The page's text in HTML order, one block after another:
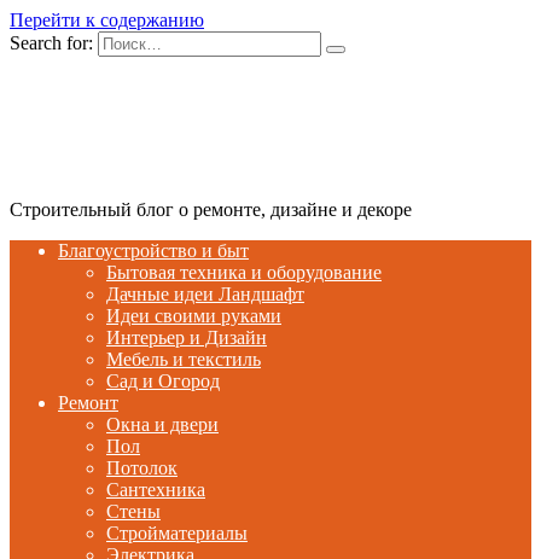
Перейти к содержанию
Search for:
Строительный блог о ремонте, дизайне и декоре
Благоустройство и быт
Бытовая техника и оборудование
Дачные идеи Ландшафт
Идеи своими руками
Интерьер и Дизайн
Мебель и текстиль
Сад и Огород
Ремонт
Окна и двери
Пол
Потолок
Сантехника
Стены
Стройматериалы
Электрика